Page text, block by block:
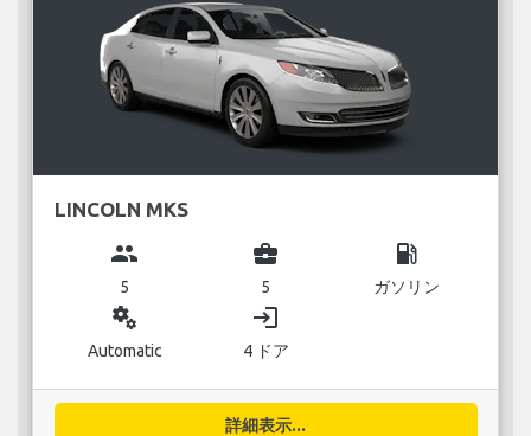
LINCOLN MKS
group
5
business_center
5
local_gas_station
ガソリン
miscellaneous_services
Automatic
login
4 ドア
詳細表示...